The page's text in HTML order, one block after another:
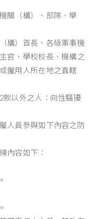
關（構）、部隊、學
構）首長、各級軍事機
官、學校校長、機構之
僱用人所在地之直轄
款以外之人：向性騷擾
人員參與如下內容之防
內容如下：